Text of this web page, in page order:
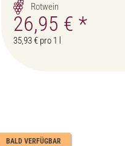
Rotwein
26,95 €*
35,93 € pro 1 l
BALD VERFÜGBAR